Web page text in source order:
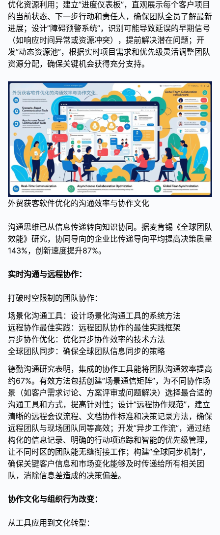
优化资源利用；建立”进度仪表板”，直观展示每个客户项目
的当前状态、下一步行动和责任人，确保团队全员了解最新
进展；设计”障碍预警系统”，识别可能导致延误的早期信号
（如响应时间异常或资源冲突），提前解决潜在问题；开
发”动态资源池”，根据实时项目需求和优先级灵活调整团队
资源分配，确保关键机会获得充分支持。
外贸获客软件优化的沟通效率与协作文化
沟通思维已从信息传递转向知识协同。据麦肯锡《全球团队
效能》研究，协同导向的企业比传递导向平均提高决策质量
143%，创新速度提升87%。
实时沟通与远程协作：
打破时空限制的团队协作：
场景化沟通工具：设计场景化沟通工具的系统方法
远程协作最佳实践：远程团队协作的最佳实践框架
异步协作优化：优化异步协作效率的技术方法
全球团队同步：确保全球团队信息同步的策略
德勤沟通研究表明，集成的协作工具能将团队沟通效率提高
约67%。有效方法包括创建”场景通信矩阵”，为不同协作场
景（如客户需求讨论、方案评审或问题解决）选择最合适的
沟通工具和方式，提高针对性；设计”远程协作规范”，建立
清晰的远程会议流程、文档协作标准和决策记录方法，确保
远程团队与现场团队同等高效；开发”异步工作流”，通过结
构化的信息记录、明确的行动项追踪和智能的优先级管理，
让不同时区的团队能无缝衔接工作；构建”全球同步机制”，
确保关键客户信息和市场变化能够及时传递给所有相关团
队，消除信息差造成的决策偏差。
协作文化与组织行为改变：
从工具应用到文化转型：